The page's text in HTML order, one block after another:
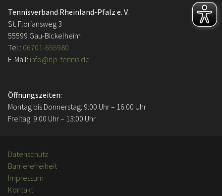
Tennisverband Rheinland-Pfalz e. V.
St. Floriansweg 3
55599 Gau-Bickelheim
Tel.: 06701-655980
E-Mail: info@rlp-tennis.de
Öffnungszeiten:
Montag bis Donnerstag: 9:00 Uhr – 16:00 Uhr
Freitag: 9:00 Uhr – 13:00 Uhr
Datenschutz
Barrierefreiheit
Impressum
Kontakt